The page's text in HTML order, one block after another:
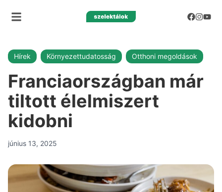
Hírek Környezettudatosság Otthoni megoldások
Franciaországban már
tiltott élelmiszert
kidobni
június 13, 2025